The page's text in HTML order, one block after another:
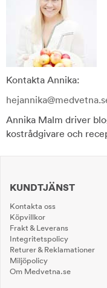
Kontakta Annika:
Annika Malm driver
kostrådgivare och
KUNDTJÄNST
Kontakta oss
Köpvillkor
Frakt & Leverans
Integritetspolicy
Returer & Reklamationer
Miljöpolicy
Om Medvetna.se